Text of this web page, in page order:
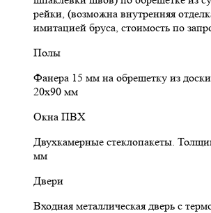
рейки, (возможна внутренняя
имитацией бруса, стоимость по
Полы
Фанера 15 мм на обрешетку из
20х90 мм
Окна ПВХ
Двухкамерные стеклопакеты.
мм
Двери
Входная металлическая дверь с